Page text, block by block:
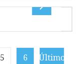
cm * 30.00
BS 5150 /
metálico de
5 6 Último